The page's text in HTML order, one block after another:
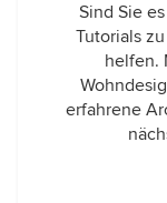
Sind Sie
Tutorials
helfen.
erfahrene